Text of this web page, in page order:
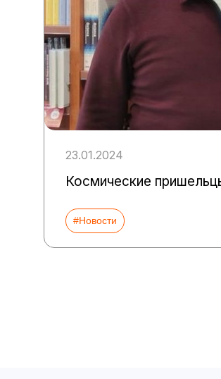
23.01.2024
Космические
#Новости